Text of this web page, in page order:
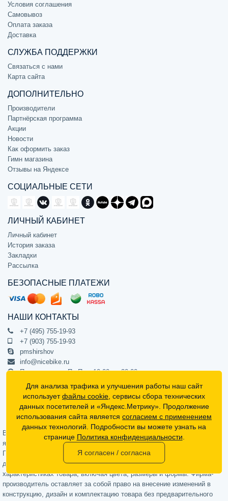
Условия соглашения
Самовывоз
Оплата заказа
Доставка
СЛУЖБА ПОДДЕРЖКИ
Связаться с нами
Карта сайта
ДОПОЛНИТЕЛЬНО
Производители
Партнёрская программа
Акции
Новости
Как оформить заказ
Гимн магазина
Отзывы на Яндексе
СОЦИАЛЬНЫЕ СЕТИ
ЛИЧНЫЙ КАБИНЕТ
Личный кабинет
История заказа
Закладки
Рассылка
БЕЗОПАСНЫЕ ПЛАТЕЖИ
НАШИ КОНТАКТЫ
+7 (495) 755-19-93
+7 (903) 755-19-93
pmshirshov
info@nicebike.ru
Прием звонков Пн-Пт с 10:00 до 20:00
ПВЗ Пн-Пт с 10:00 до 20:00
г. Москва, ул. Барклая 13с1
подъезд 1, цокольный этаж, офис 1
Официальный интернет-магазин NiceBike © 2012 - 2026
Вся информация на сайте носит ознакомительный характер, не
является публичной офертой (определяемой положениями Статьи 437
Гражданского кодекса РФ) и не может в полной мере передавать
достоверную информацию о свойствах, комплектации и
характеристиках товара, включая цвета, размеры и формы. Фирма-
производитель оставляет за собой право на внесение изменений в
конструкцию, дизайн и комплектацию товара без предварительного
Для анализа трафика и улучшения работы наш сайт
используетфайлы cookie , сервисы сбора технических
данных посетителей и «Яндекс.Метрику». Продолжение
использования сайта является согласием с применением
данных технологий. Подробности вы можете узнать на
странице Политика конфиденциальности
Я согласен / согласна